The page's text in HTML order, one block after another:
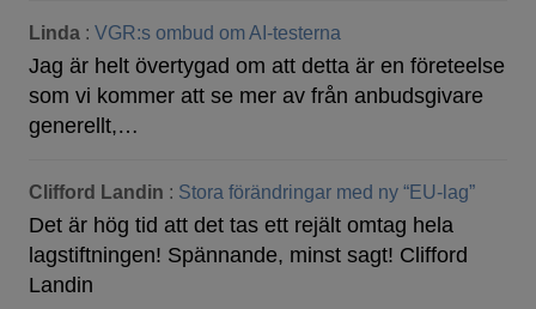
Linda : VGR:s ombud om AI-testerna
Jag är helt övertygad om att detta är en företeelse
som vi kommer att se mer av från anbudsgivare
generellt,…
Clifford Landin : Stora förändringar med ny “EU-lag”
Det är hög tid att det tas ett rejält omtag hela
lagstiftningen! Spännande, minst sagt! Clifford
Landin